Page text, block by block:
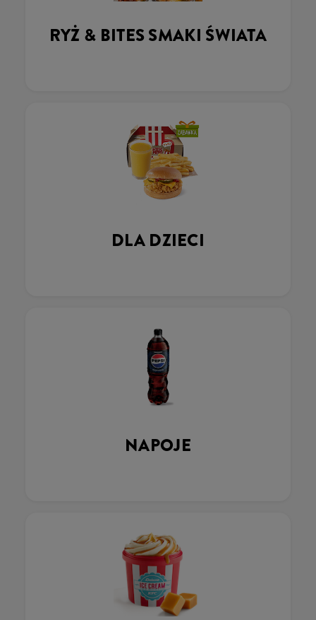
RYŻ & BITES SMAKI ŚWIATA
DLA DZIECI
NAPOJE